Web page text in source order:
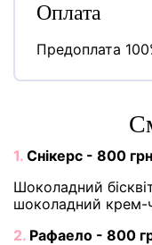
Оплата
Предоплата
1. Снікерс - 800
Шоколадний
шоколадний крем-
2. Рафаело - 800